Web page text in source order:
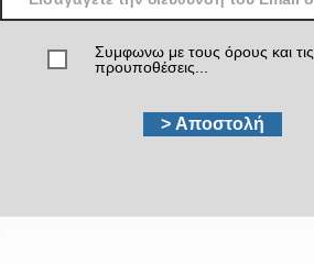
Συμφωνω με τους όρους και τις
προυποθέσεις...
> Αποστολή